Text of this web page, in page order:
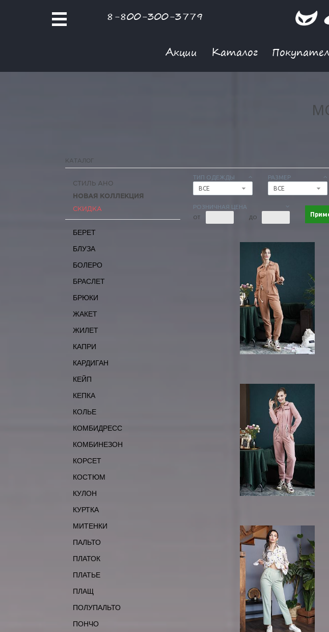
8-800-300-3779
Акции Каталог
КАТАЛОГ
ТИП ОДЕЖДЫ
ВСЕ
РАЗМЕР
ВСЕ
РОЗНИЧНАЯ ЦЕНА
ОТ ДО
СТИЛЬ АНО
НОВАЯ КОЛЛЕКЦИЯ
СКИДКА
БЕРЕТ
БЛУЗА
БОЛЕРО
БРАСЛЕТ
БРЮКИ
ЖАКЕТ
ЖИЛЕТ
КАПРИ
КАРДИГАН
КЕЙП
КЕПКА
КОЛЬЕ
КОМБИДРЕСС
КОМБИНЕЗОН
КОРСЕТ
КОСТЮМ
КУЛОН
КУРТКА
МИТЕНКИ
ПАЛЬТО
ПЛАТОК
ПЛАТЬЕ
ПЛАЩ
ПОЛУПАЛЬТО
ПОНЧО